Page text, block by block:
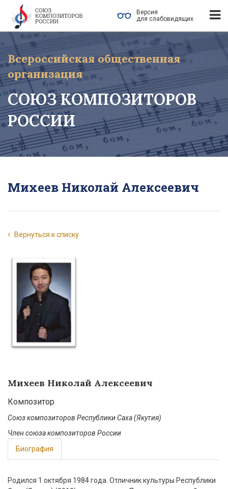
Версия
для слабовидящих
Всероссийская общественная
организация
СОЮЗ КОМПОЗИТОРОВ
РОССИИ
Михеев Николай Алексеевич
Вернуться к списку
Михеев Николай Алексеевич
Композитор
Союз композиторов Республики Саха (Якутия)
Член союза композиторов России
Биография
Родился 1 октября 1984 года. Отличник культуры Республики